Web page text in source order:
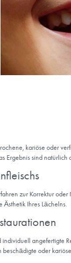
smile design
In addition, each
a dentist will
Zähne
Lächeln erzielen.
Behandlung